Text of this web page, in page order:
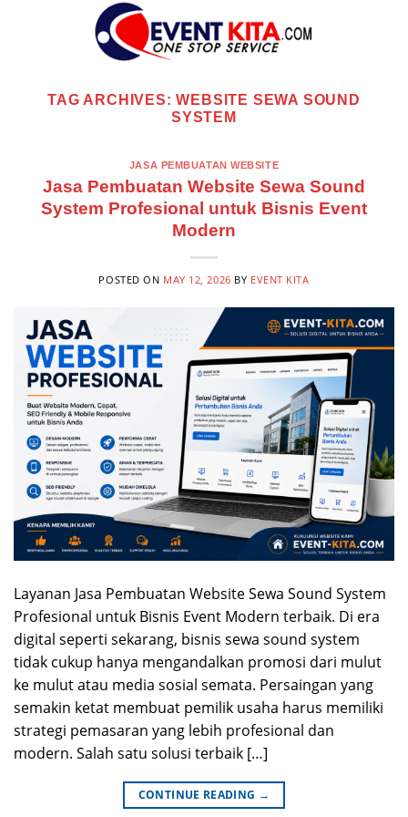
TAG ARCHIVES:WEBSITE SEWA SOUND
SYSTEM
JASA PEMBUATAN WEBSITE
Jasa Pembuatan Website Sewa Sound
System Profesional untuk Bisnis Event
Modern
POSTED ON MAY 12, 2026 BY EVENT KITA
Layanan Jasa Pembuatan Website Sewa Sound System
Profesional untuk Bisnis Event Modern terbaik. Di era
digital seperti sekarang, bisnis sewa sound system
tidak cukup hanya mengandalkan promosi dari mulut
ke mulut atau media sosial semata. Persaingan yang
semakin ketat membuat pemilik usaha harus memiliki
strategi pemasaran yang lebih profesional dan
modern. Salah satu solusi terbaik […]
CONTINUE READING →